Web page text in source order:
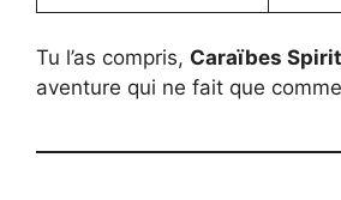
Tu l’as compris, Caraïbes Spirit
aventure qui ne fait que